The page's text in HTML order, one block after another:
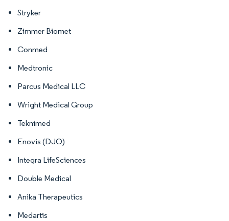
Stryker
Zimmer Biomet
Conmed
Medtronic
Parcus Medical LLC
Wright Medical Group
Teknimed
Enovis (DJO)
Integra LifeSciences
Double Medical
Anika Therapeutics
Medartis